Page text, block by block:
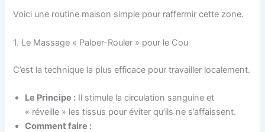
Voici une routine maison simple pour raffermir cette zone.
1. Le Massage « Palper-Rouler » pour le Cou
C’est la technique la plus efficace pour travailler localement.
Le Principe : Il stimule la circulation sanguine et
« réveille » les tissus pour éviter qu’ils ne s’affaissent.
Comment faire :